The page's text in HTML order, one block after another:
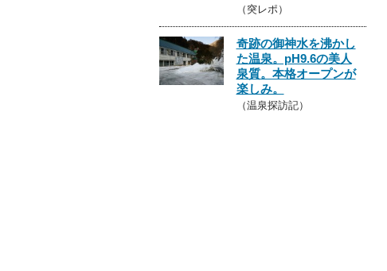
（突レポ）
奇跡の御神水を沸かし
た温泉。pH9.6の美人
泉質。本格オープンが
楽しみ。
（温泉探訪記）